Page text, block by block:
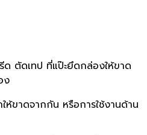
ตัดเทป ที่แป๊ะยึดกล่องให้ขาด
ง
ขาดจากกัน หรือการใช้งานด้าน